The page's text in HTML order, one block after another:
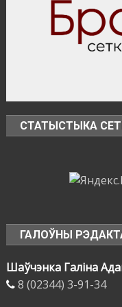
СТАТЫСТЫКА
ГАЛОЎНЫ
Шаўчэнка Галіна
8 (02344) 3-91-34